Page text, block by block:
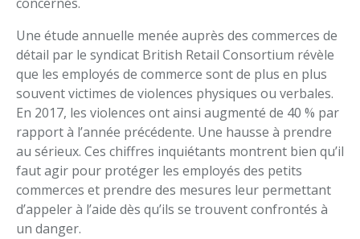
Une étude annuelle menée auprès des commerces de
détail par le syndicat British Retail Consortium révèle
que les employés de commerce sont de plus en plus
souvent victimes de violences physiques ou verbales.
En 2017, les violences ont ainsi augmenté de 40 % par
rapport à l’année précédente. Une hausse à prendre
au sérieux. Ces chiffres inquiétants montrent bien qu’il
faut agir pour protéger les employés des petits
commerces et prendre des mesures leur permettant
d’appeler à l’aide dès qu’ils se trouvent confrontés à
un danger.